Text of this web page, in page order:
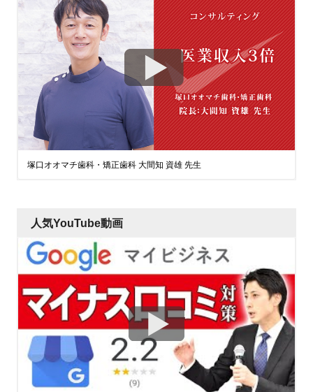
塚口オオマチ歯科・矯正歯科 大間知 資雄 先生
人気YouTube動画